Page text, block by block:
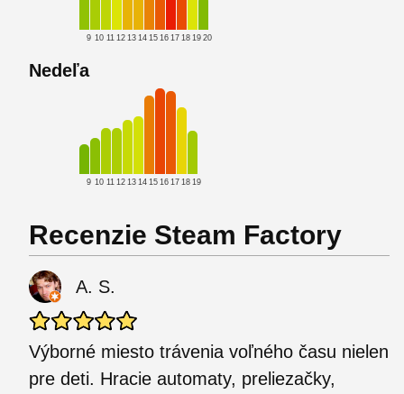
9 10 11 12 13 14 15 16 17 18 19 20
Nedeľa
9 10 11 12 13 14 15 16 17 18 19
Recenzie Steam Factory
A. S.
Výborné miesto trávenia voľného času nielen
pre deti. Hracie automaty, preliezačky,